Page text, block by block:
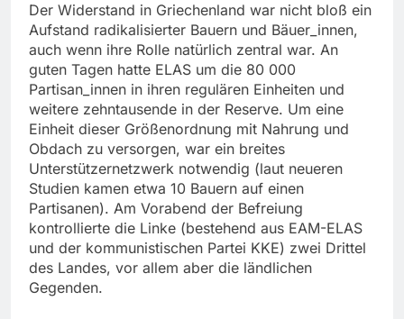
Der Widerstand in Griechenland war nicht bloß ein
Aufstand radikalisierter Bauern und Bäuer_innen,
auch wenn ihre Rolle natürlich zentral war. An
guten Tagen hatte ELAS um die 80 000
Partisan_innen in ihren regulären Einheiten und
weitere zehntausende in der Reserve. Um eine
Einheit dieser Größenordnung mit Nahrung und
Obdach zu versorgen, war ein breites
Unterstützernetzwerk notwendig (laut neueren
Studien kamen etwa 10 Bauern auf einen
Partisanen). Am Vorabend der Befreiung
kontrollierte die Linke (bestehend aus EAM-ELAS
und der kommunistischen Partei KKE) zwei Drittel
des Landes, vor allem aber die ländlichen
Gegenden.